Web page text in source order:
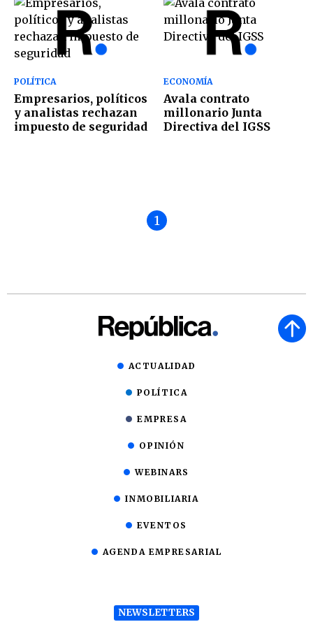
POLÍTICA
Empresarios, políticos
y analistas rechazan
impuesto de seguridad
ECONOMÍA
Avala contrato
millonario Junta
Directiva del IGSS
1
ACTUALIDAD
POLÍTICA
EMPRESA
OPINIÓN
WEBINARS
INMOBILIARIA
EVENTOS
AGENDA EMPRESARIAL
NEWSLETTERS